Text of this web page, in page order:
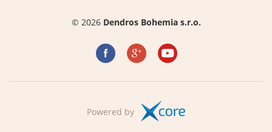
© 2026 Dendros Bohemia s.r.o.
Powered by